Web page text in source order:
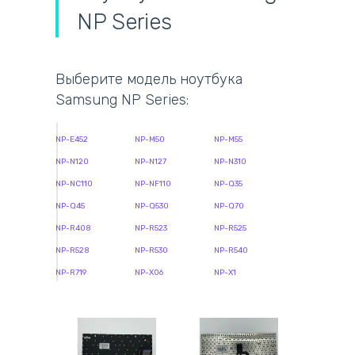
NP Series
Выберите модель ноутбука
Samsung NP Series:
NP-E452 NP-M50 NP-M55
NP-N120 NP-N127 NP-N310
NP-NC110 NP-NF110 NP-Q35
NP-Q45 NP-Q530 NP-Q70
NP-R408 NP-R523 NP-R525
NP-R528 NP-R530 NP-R540
NP-R719 NP-X06 NP-X1
NP270E5G ATIV
NP300 NP305
NP355 NP365